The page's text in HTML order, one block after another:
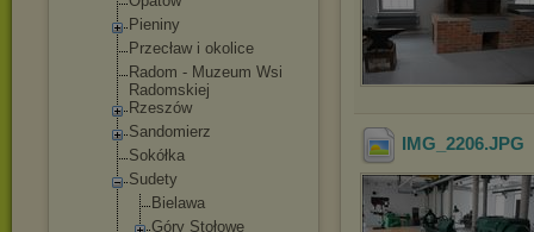
Pieniny
Przecław i okolice
Radom - Muzeum Wsi
Radomskiej
Rzeszów
Sandomierz
Sokółka
Sudety
Bielawa
Góry Stołowe
IMG_2206.JPG